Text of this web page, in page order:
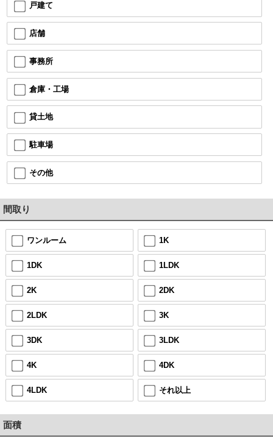
戸建て
店舗
事務所
倉庫・工場
貸土地
駐車場
その他
間取り
ワンルーム 1K
1DK 1LDK
2K 2DK
2LDK 3K
3DK 3LDK
4K 4DK
4LDK それ以上
面積